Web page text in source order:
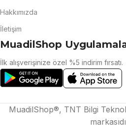
Hakkımızda
İletişim
MuadilShop
İlk alışverişinize özel %5 indirim fırsatı.
MuadilShop®, TNT Bilgi